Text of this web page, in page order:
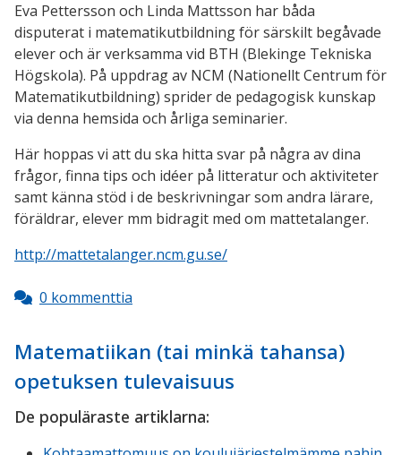
Eva Pettersson och Linda Mattsson har båda
disputerat i matematikutbildning för särskilt begåvade
elever och är verksamma vid BTH (Blekinge Tekniska
Högskola). På uppdrag av NCM (Nationellt Centrum för
Matematikutbildning) sprider de pedagogisk kunskap
via denna hemsida och årliga seminarier.
Här hoppas vi att du ska hitta svar på några av dina
frågor, finna tips och idéer på litteratur och aktiviteter
samt känna stöd i de beskrivningar som andra lärare,
föräldrar, elever mm bidragit med om mattetalanger.
http://mattetalanger.ncm.gu.se/
0 kommenttia
Matematiikan (tai minkä tahansa)
opetuksen tulevaisuus
De populäraste artiklarna: